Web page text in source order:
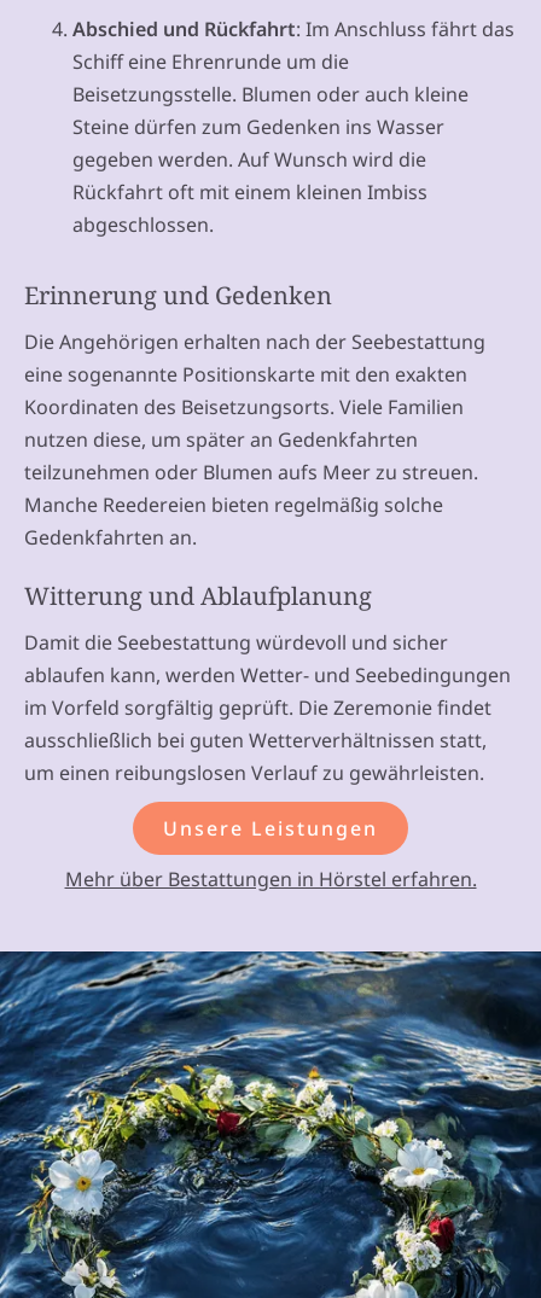
Abschied und Rückfahrt: Im Anschluss fährt das
Schiff eine Ehrenrunde um die
Beisetzungsstelle. Blumen oder auch kleine
Steine dürfen zum Gedenken ins Wasser
gegeben werden. Auf Wunsch wird die
Rückfahrt oft mit einem kleinen Imbiss
abgeschlossen.
Erinnerung und Gedenken
Die Angehörigen erhalten nach der Seebestattung
eine sogenannte Positionskarte mit den exakten
Koordinaten des Beisetzungsorts. Viele Familien
nutzen diese, um später an Gedenkfahrten
teilzunehmen oder Blumen aufs Meer zu streuen.
Manche Reedereien bieten regelmäßig solche
Gedenkfahrten an.
Witterung und Ablaufplanung
Damit die Seebestattung würdevoll und sicher
ablaufen kann, werden Wetter- und Seebedingungen
im Vorfeld sorgfältig geprüft. Die Zeremonie findet
ausschließlich bei guten Wetterverhältnissen statt,
um einen reibungslosen Verlauf zu gewährleisten.
Unsere Leistungen
Mehr über Bestattungen in Hörstel erfahren.